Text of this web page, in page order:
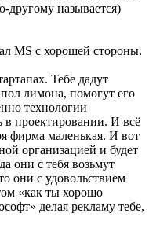
другому называется)
MS с хорошей стороны.
Тебе дадут
лимона, помогут его
технологии
в проектировании. И всё
фирма маленькая. И вот
организацией и будет
они с тебя возьмут
они с удовольствием
«как ты хорошо
делая рекламу тебе,